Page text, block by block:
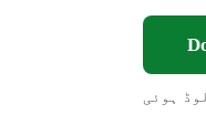
ہوئی